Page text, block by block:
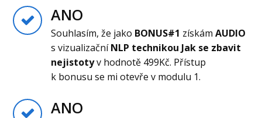
ANO
Souhlasím, že jako BONUS#1 získámAUDIO
s vizualizačníNLP technikou Jak se zbavit
nejistotyv hodnotě 499Kč. Přístup
k bonusu se mi otevře v modulu 1.
ANO